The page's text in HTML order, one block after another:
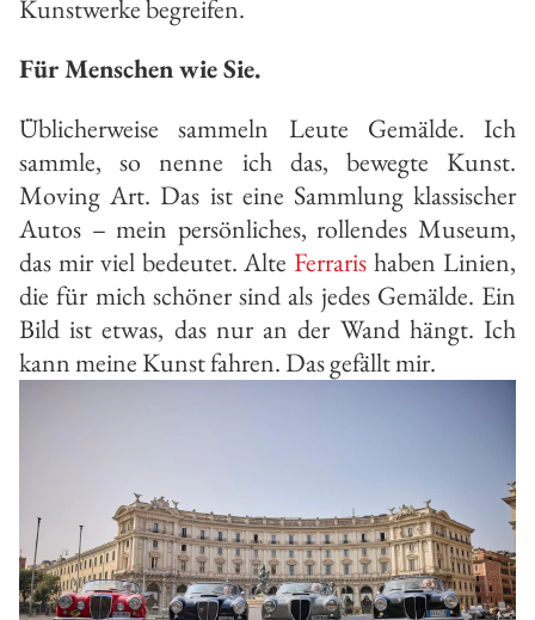
Kunstwerke begreifen.
Für Menschen wie Sie.
Üblicherweise sammeln Leute Gemälde. Ich
sammle, so nenne ich das, bewegte Kunst.
Moving Art. Das ist eine Sammlung klassischer
Autos – mein persönliches, rollendes Museum,
das mir viel bedeutet. Alte Ferraris haben Linien,
die für mich schöner sind als jedes Gemälde. Ein
Bild ist etwas, das nur an der Wand hängt. Ich
kann meine Kunst fahren. Das gefällt mir.